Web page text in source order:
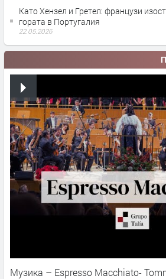
Като Хензел и Гретел: французи
гората в Португалия
22.05.2026
Музика – Espresso Macchiato-